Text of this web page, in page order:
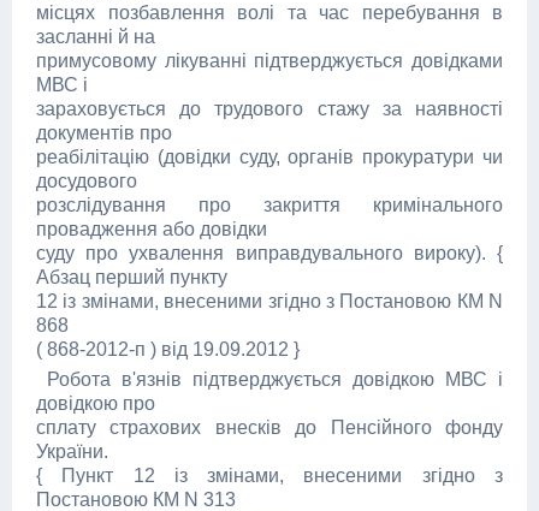
місцях позбавлення волі та час перебування в
засланні й на
примусовому лікуванні підтверджується довідками
МВС і
зараховується до трудового стажу за наявності
документів про
реабілітацію (довідки суду, органів прокуратури чи
досудового
розслідування про закриття кримінального
провадження або довідки
суду про ухвалення виправдувального вироку). {
Абзац перший пункту
12 із змінами, внесеними згідно з Постановою КМ N
868
( 868-2012-п ) від 19.09.2012 }
Робота в'язнів підтверджується довідкою МВС і
довідкою про
сплату страхових внесків до Пенсійного фонду
України.
{ Пункт 12 із змінами, внесеними згідно з
Постановою КМ N 313